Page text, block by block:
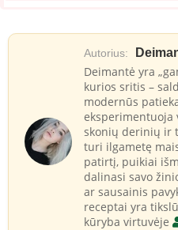
Autorius:
Deimantė yra
kurios sritis –
modernūs
eksperimentuoja
skonių derinių ir
turi ilgametę
patirtį, puikiai
dalinasi savo
ar sausainis
receptai yra
kūryba virtuvėje